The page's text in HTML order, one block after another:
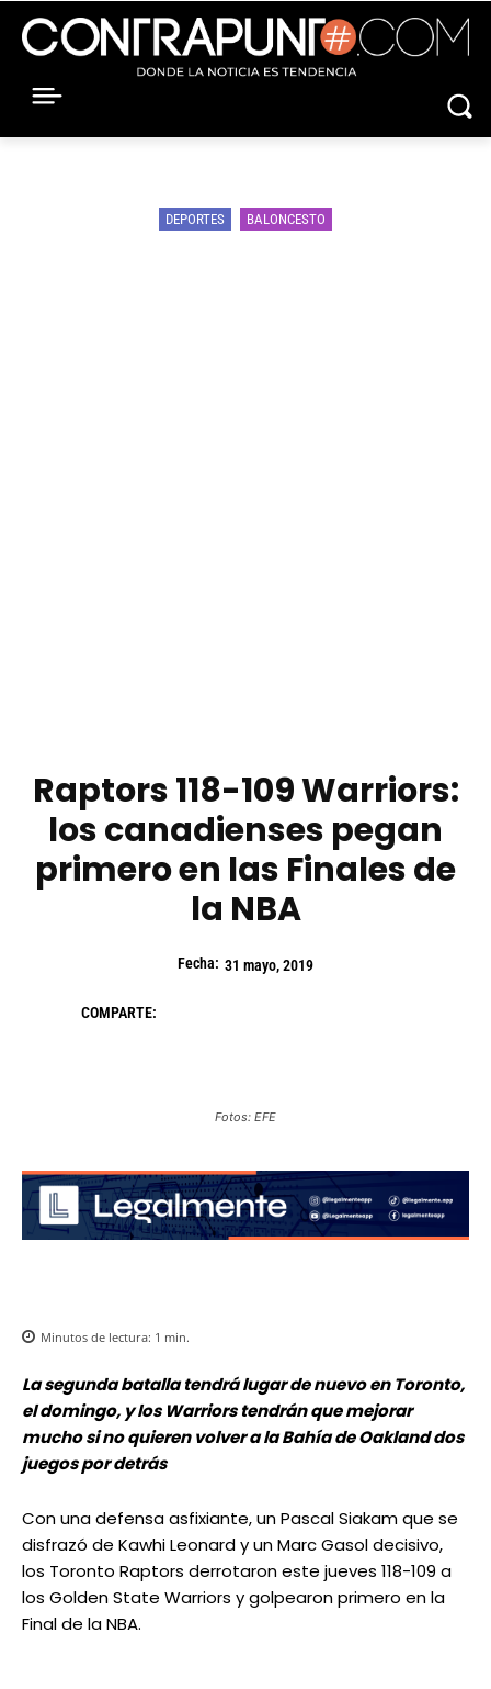
DEPORTES BALONCESTO
Raptors 118-109 Warriors:
los canadienses pegan
primero en las Finales de
la NBA
Fecha: 31 mayo, 2019
COMPARTE:
Fotos: EFE
Minutos de lectura: 1 min.
La segunda batalla tendrá lugar de nuevo en Toronto,
el domingo, y los Warriors tendrán que mejorar
mucho si no quieren volver a la Bahía de Oakland dos
juegos por detrás
Con una defensa asfixiante, un Pascal Siakam que se
disfrazó de Kawhi Leonard y un Marc Gasol decisivo,
los Toronto Raptors derrotaron este jueves 118-109 a
los Golden State Warriors y golpearon primero en la
Final de la NBA.